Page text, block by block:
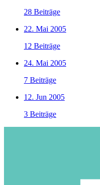
28 Beiträge
22. Mai 2005
12 Beiträge
24. Mai 2005
7 Beiträge
12. Jun 2005
3 Beiträge